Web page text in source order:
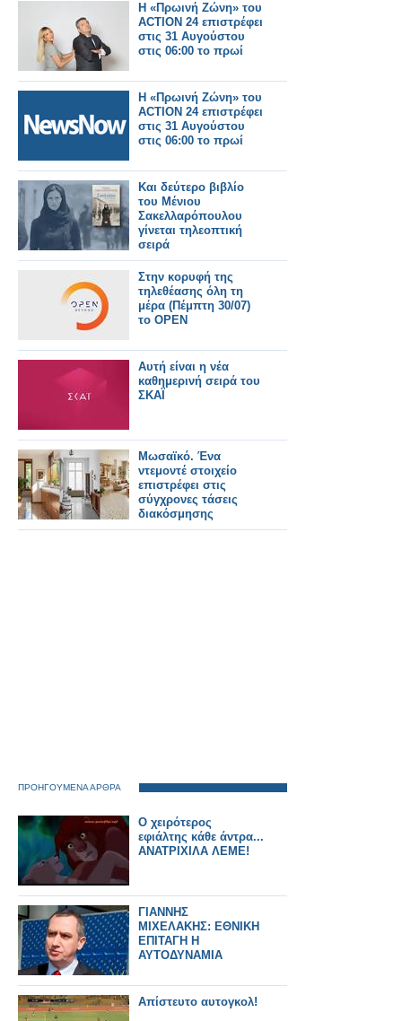
Η «Πρωινή Ζώνη» του
ACTION 24 επιστρέφει
στις 31 Αυγούστου
στις 06:00 το πρωί
Η «Πρωινή Ζώνη» του
ACTION 24 επιστρέφει
στις 31 Αυγούστου
στις 06:00 το πρωί
Και δεύτερο βιβλίο
του Μένιου
Σακελλαρόπουλου
γίνεται τηλεοπτική
σειρά
Στην κορυφή της
τηλεθέασης όλη τη
μέρα (Πέμπτη 30/07)
το OPEN
Αυτή είναι η νέα
καθημερινή σειρά του
ΣΚΑΪ
Μωσαϊκό. Ένα
ντεμοντέ στοιχείο
επιστρέφει στις
σύγχρονες τάσεις
διακόσμησης
ΠΡΟΗΓΟΥΜΕΝΑ ΑΡΘΡΑ
Ο χειρότερος
εφιάλτης κάθε άντρα...
ΑΝΑΤΡΙΧΙΛΑ ΛΕΜΕ!
ΓΙΑΝΝΗΣ
ΜΙΧΕΛΑΚΗΣ: ΕΘΝΙΚΗ
ΕΠΙΤΑΓΗ Η
ΑΥΤΟΔΥΝΑΜΙΑ
Απίστευτο αυτογκολ!